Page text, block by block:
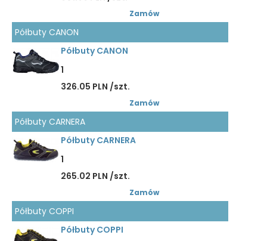
Zamów
Półbuty CANON
Półbuty CANON
1
326.05 PLN /szt.
Zamów
Półbuty CARNERA
Półbuty CARNERA
1
265.02 PLN /szt.
Zamów
Półbuty COPPI
Półbuty COPPI